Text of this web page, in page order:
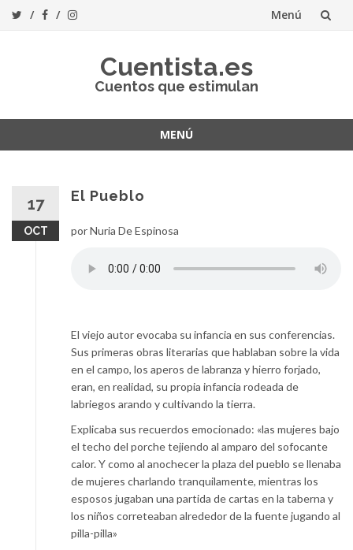
Menú
Cuentista.es
Cuentos que estimulan
MENÚ
17
OCT
El Pueblo
por Nuria De Espinosa
El viejo autor evocaba su infancia en sus conferencias.
Sus primeras obras literarias que hablaban sobre la vida
en el campo, los aperos de labranza y hierro forjado,
eran, en realidad, su propia infancia rodeada de
labriegos arando y cultivando la tierra.
Explicaba sus recuerdos emocionado: «las mujeres bajo
el techo del porche tejiendo al amparo del sofocante
calor. Y como al anochecer la plaza del pueblo se llenaba
de mujeres charlando tranquilamente, mientras los
esposos jugaban una partida de cartas en la taberna y
los niños correteaban alrededor de la fuente jugando al
pilla-pilla»